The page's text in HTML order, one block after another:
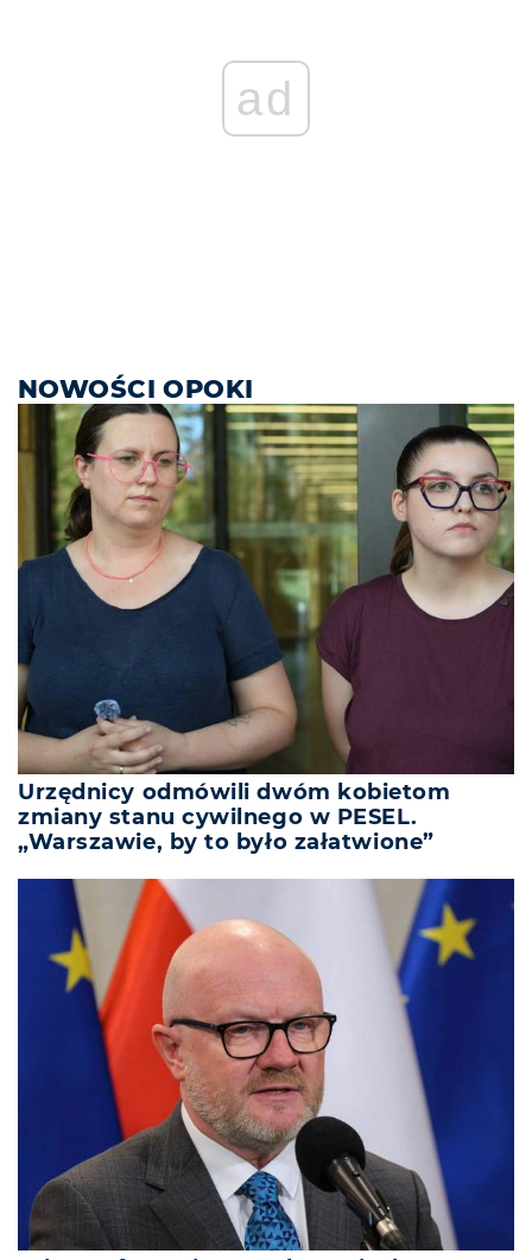
ad
NOWOŚCI OPOKI
Urzędnicy odmówili dwóm kobietom
zmiany stanu cywilnego w PESEL.
„Warszawie, by to było załatwione”